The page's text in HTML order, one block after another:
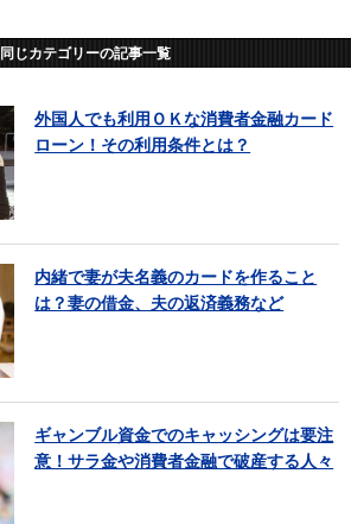
同じカテゴリーの記事一覧
外国人でも利用ＯＫな消費者金融カード
ローン！その利用条件とは？
内緒で妻が夫名義のカードを作ること
は？妻の借金、夫の返済義務など
ギャンブル資金でのキャッシングは要注
意！サラ金や消費者金融で破産する人々